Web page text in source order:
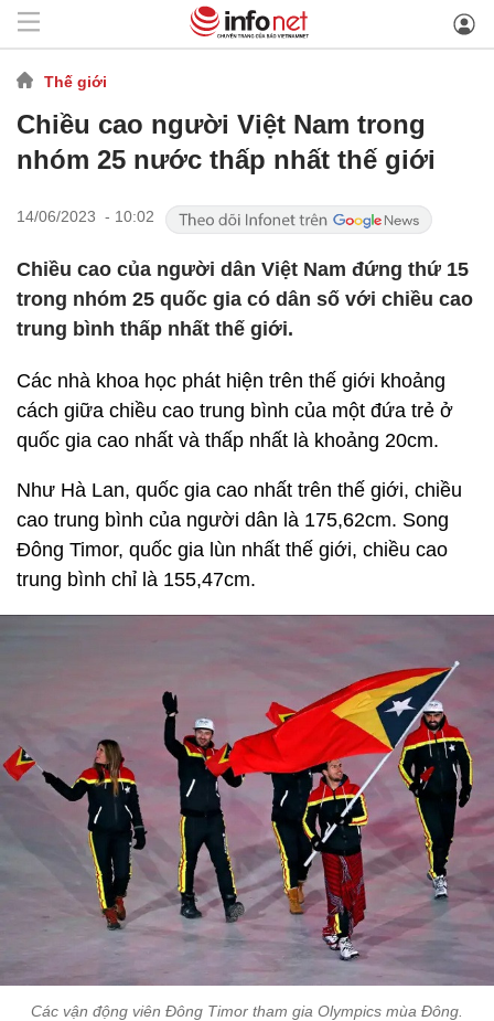
Thế giới
Chiều cao người Việt Nam trong
nhóm 25 nước thấp nhất thế giới
14/06/2023 - 10:02
Chiều cao của người dân Việt Nam đứng thứ 15
trong nhóm 25 quốc gia có dân số với chiều cao
trung bình thấp nhất thế giới.
Các nhà khoa học phát hiện trên thế giới khoảng
cách giữa chiều cao trung bình của một đứa trẻ ở
quốc gia cao nhất và thấp nhất là khoảng 20cm.
Như Hà Lan, quốc gia cao nhất trên thế giới, chiều
cao trung bình của người dân là 175,62cm. Song
Đông Timor, quốc gia lùn nhất thế giới, chiều cao
trung bình chỉ là 155,47cm.
Các vận động viên Đông Timor tham gia Olympics mùa Đông.